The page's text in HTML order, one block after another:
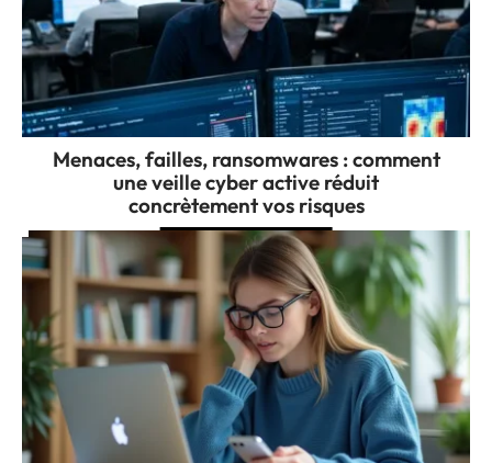
Menaces, failles, ransomwares : comment
une veille cyber active réduit
concrètement vos risques